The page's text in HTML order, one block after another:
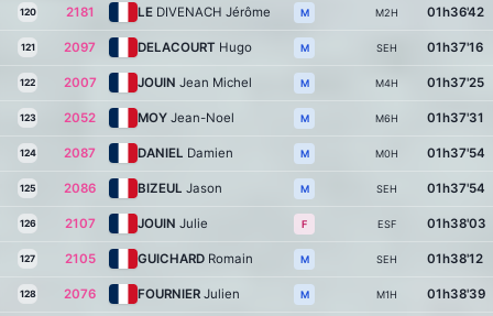
120 2181 LE DIVENACH Jérôme M M2H 01h36'42
121 2097 DELACOURT Hugo M SEH 01h37'16
122 2007 JOUIN Jean Michel M M4H 01h37'25
123 2052 MOY Jean-Noel M M6H 01h37'31
124 2087 DANIEL Damien M M0H 01h37'54
125 2086 BIZEUL Jason M SEH 01h37'54
126 2107 JOUIN Julie F ESF 01h38'03
127 2105 GUICHARD Romain M SEH 01h38'12
128 2076 FOURNIER Julien M M1H 01h38'39